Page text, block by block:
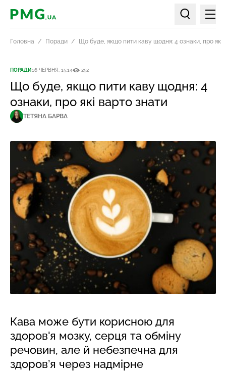
PMG.ua
Пошук по
Головна Поради Що буде, якщо пити каву щодня: 4 ознаки, про які
ПОРАДИ16 ЧЕРВНЯ, 15:14 252
Що буде, якщо пити каву щодня: 4
ознаки, про які варто знати
ТЕТЯНА БАРВА
Кава може бути корисною для
здоров'я мозку, серця та обміну
речовин, але й небезпечна для
здоров’я через надмірне